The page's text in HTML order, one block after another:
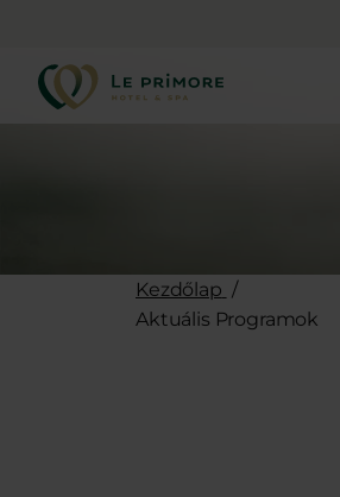
Kezdőlap /
Aktuális Programok